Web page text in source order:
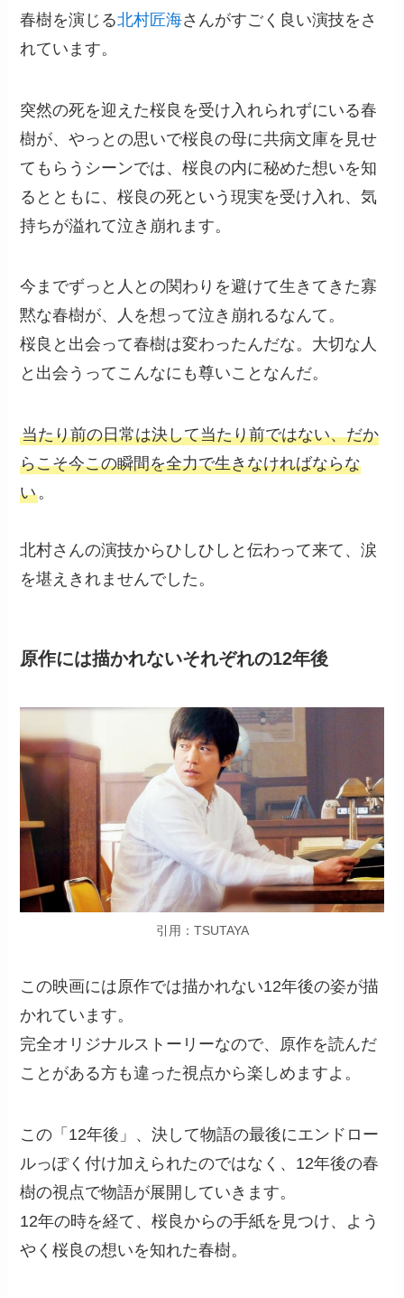
春樹を演じる北村匠海さんがすごく良い演技をさ
れています。
突然の死を迎えた桜良を受け入れられずにいる春
樹が、やっとの思いで桜良の母に共病文庫を見せ
てもらうシーンでは、桜良の内に秘めた想いを知
るとともに、桜良の死という現実を受け入れ、気
持ちが溢れて泣き崩れます。
今までずっと人との関わりを避けて生きてきた寡
黙な春樹が、人を想って泣き崩れるなんて。
桜良と出会って春樹は変わったんだな。大切な人
と出会うってこんなにも尊いことなんだ。
当たり前の日常は決して当たり前ではない、だか
らこそ今この瞬間を全力で生きなければならな
い。
北村さんの演技からひしひしと伝わって来て、涙
を堪えきれませんでした。
原作には描かれないそれぞれの12年後
引用：TSUTAYA
この映画には原作では描かれない12年後の姿が描
かれています。
完全オリジナルストーリーなので、原作を読んだ
ことがある方も違った視点から楽しめますよ。
この「12年後」、決して物語の最後にエンドロー
ルっぽく付け加えられたのではなく、12年後の春
樹の視点で物語が展開していきます。
12年の時を経て、桜良からの手紙を見つけ、よう
やく桜良の想いを知れた春樹。